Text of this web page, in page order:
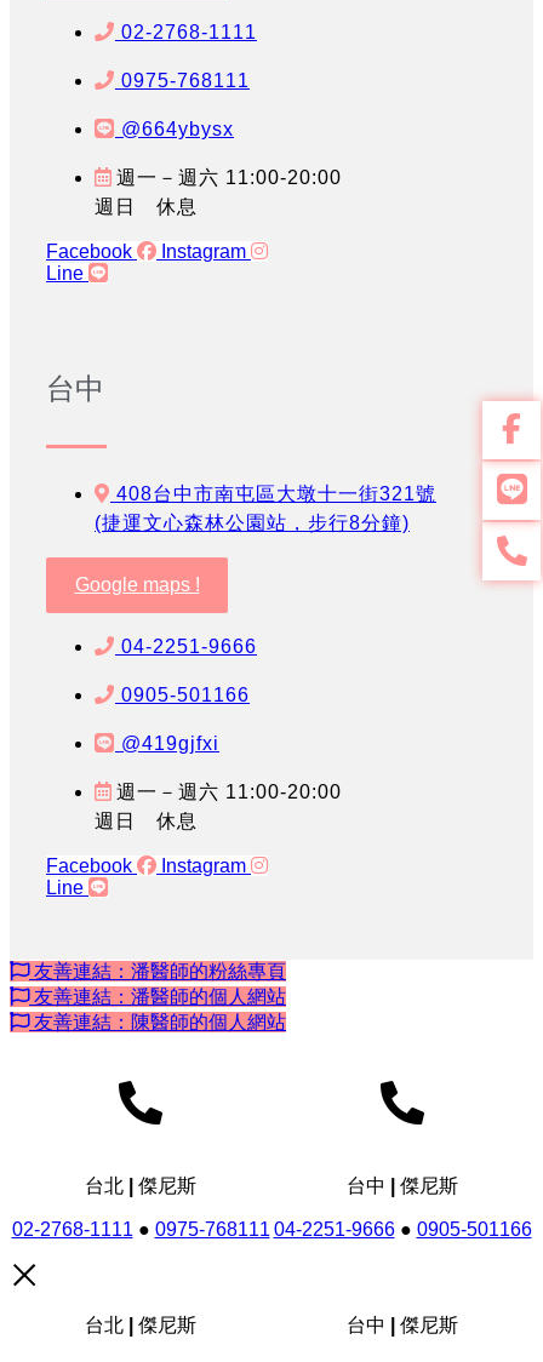
02-2768-1111
0975-768111
@664ybysx
週一－週六 11:00-20:00
週日 休息
Facebook
Instagram
Line
台中
408台中市南屯區大墩十一街321號
(捷運文心森林公園站，步行8分鐘)
Google maps !
04-2251-9666
0905-501166
@419gjfxi
週一－週六 11:00-20:00
週日 休息
Facebook
Instagram
Line
友善連結：潘醫師的粉絲專頁
友善連結：潘醫師的個人網站
友善連結：陳醫師的個人網站
台北 | 傑尼斯
02-2768-1111 ● 0975-768111
台中 | 傑尼斯
04-2251-9666● 0905-501166
台北 | 傑尼斯 台中 | 傑尼斯